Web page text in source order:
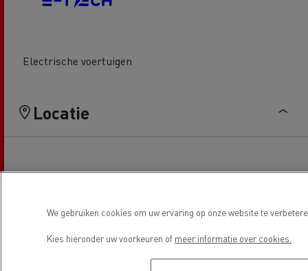
Electrische voertuigen
Locatie
We gebruiken cookies om uw ervaring op onze website te
Kies hieronder uw voorkeuren of meer informatie over cookies.